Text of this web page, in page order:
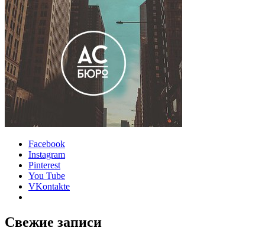
Facebook
Instagram
Pinterest
You Tube
VKontakte
Свежие записи